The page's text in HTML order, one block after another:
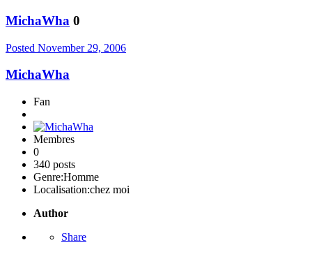
MichaWha 0
Posted November 29, 2006
MichaWha
Fan
Membres
0
340 posts
Genre:Homme
Localisation:chez moi
Author
Share